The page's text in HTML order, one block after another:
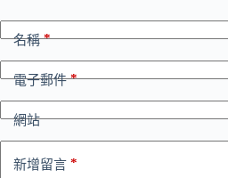
名稱*
電子郵件*
網站
新增留言 *